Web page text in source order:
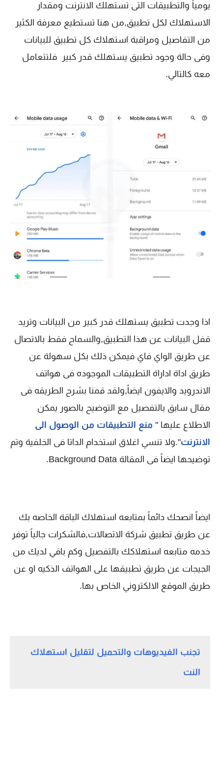
يومياً والتطبيقات التى تستهلك الانترنت ومقدار
الاستهلاك لكل تطبيق,من هنا تستطيع معرفة الكثير
من التفاصيل ومراقبة استهلاك كل تطبيق للبيانات
وفى حالة وجود تطبيق يستهلك قدر كبير فلتتعامل
معه كالتالي.
اذا وجدت تطبيق يستهلك قدر كبير من البيانات وتريد
قفل البيانات عن هذا التطبيق,والسماح فقط بالاتصال
عن طريق الواي فاي فيمكن ذلك بكل سهولة عن
طريق اداة اداراة التطبيقات الموجوده فى هواتف
الاندرويد والايفون ايضاً,ولقد قمنا بشرح الطريقه فى
مقال سابق بالتفصيل مع التوضيح بالصور يمكن
الاطلاع عليها " منع التطبيقات من الوصول الى
الانترنت".ولا تنسي اغلاق استخدام الداتا فى الخلفية وتم
توضيحها ايضاً فى المقالة Background Data.
ايضاً انصحك دائماً بمتابعه استهلاك الباقة الخاصه بك
عن طريق تطبيق شركة الاتصالات,فالشكرات جالياً توفر
خدمه متابعه استهلاكك بالتفصيل وكم باقي لديك من
الجيجات عن طريق تطبيقها على الهواتف الذكيه او عن
طريق الموقع الالكتروني الخاص بها.
تجنب الفيديوهات والتحميل لتقليل استهلاك
النت